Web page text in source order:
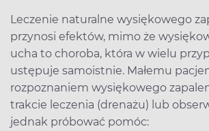
Leczenie naturalne wysiękowego
przynosi efektów, mimo że
ucha to choroba, która w wielu
ustępuje samoistnie. Małemu
rozpoznaniem wysiękowego
trakcie leczenia (drenażu) lub
jednak próbować pomóc: